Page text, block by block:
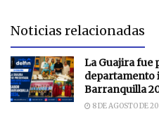
Noticias relacionadas
La Guajira fue
departamento
Barranquilla
8 DE AGOSTO DE